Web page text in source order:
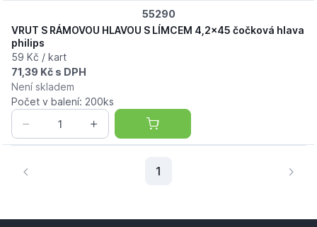
55290
VRUT S RÁMOVOU HLAVOU S LÍMCEM 4,2x45 čočková hlava
philips
59 Kč / kart
71,39 Kč s DPH
Není skladem
Počet v balení: 200ks
1